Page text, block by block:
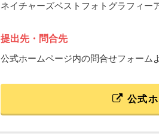
ネイチャーズベストフォトグラフィー
提出先・問合先
公式ホームページ内の問合せフォーム
公式